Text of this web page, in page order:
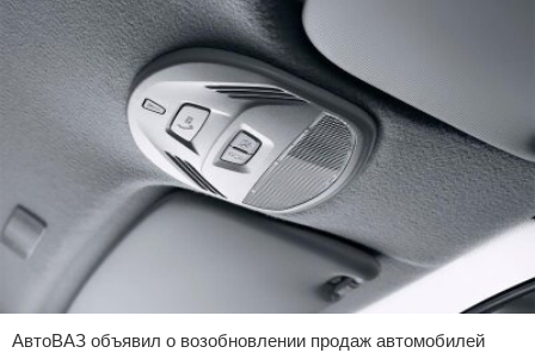
АвтоВАЗ объявил о возобновлении продаж автомобилей